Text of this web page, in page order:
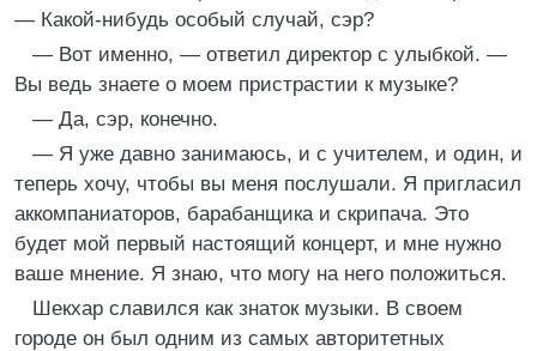
— Какой-нибудь особый случай, сэр?
— Вот именно, — ответил директор с улыбкой. —
Вы ведь знаете о моем пристрастии к музыке?
— Да, сэр, конечно.
— Я уже давно занимаюсь, и с учителем, и один, и
теперь хочу, чтобы вы меня послушали. Я пригласил
аккомпаниаторов, барабанщика и скрипача. Это
будет мой первый настоящий концерт, и мне нужно
ваше мнение. Я знаю, что могу на него положиться.
Шекхар славился как знаток музыки. В своем
городе он был одним из самых авторитетных